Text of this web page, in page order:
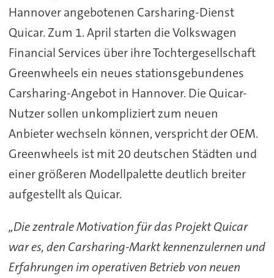
Hannover angebotenen Carsharing-Dienst
Quicar. Zum 1. April starten die Volkswagen
Financial Services über ihre Tochtergesellschaft
Greenwheels ein neues stationsgebundenes
Carsharing-Angebot in Hannover. Die Quicar-
Nutzer sollen unkompliziert zum neuen
Anbieter wechseln können, verspricht der OEM.
Greenwheels ist mit 20 deutschen Städten und
einer größeren Modellpalette deutlich breiter
aufgestellt als Quicar.
„Die zentrale Motivation für das Projekt Quicar
war es, den Carsharing-Markt kennenzulernen und
Erfahrungen im operativen Betrieb von neuen